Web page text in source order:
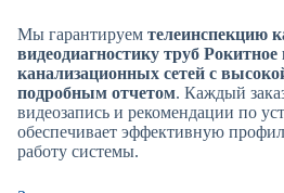
Мы гарантируем телеинспекцию
видеодиагностику труб Рокитное
канализационных сетей с
подробным отчетом. Каждый
видеозапись и рекомендации по
обеспечивает эффективную
работу системы.